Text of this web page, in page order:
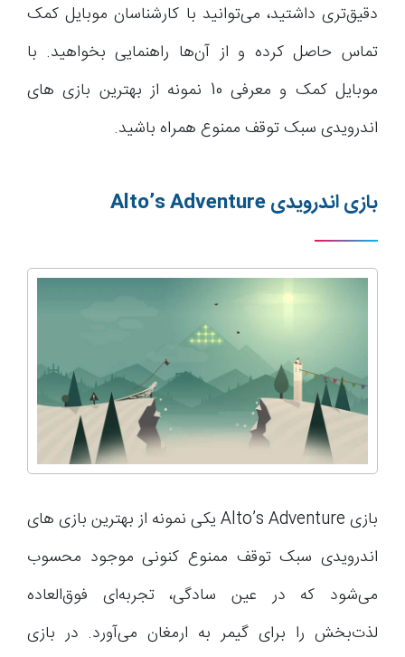
دقیق‌تری داشتید، می‌توانید با کارشناسان موبایل کمک
تماس حاصل کرده و از آن‌ها راهنمایی بخواهید. با
موبایل کمک و معرفی 10 نمونه از بهترین بازی های
اندرویدی سبک توقف ممنوع همراه باشید.
بازی اندرویدیAlto’s Adventure
بازی Alto’s Adventure یکی نمونه از بهترین بازی های
اندرویدی سبک توقف ممنوع کنونی موجود محسوب
می‌شود که در عین سادگی، تجربه‌ای فوق‌العاده
لذت‌بخش را برای گیمر به ارمغان می‌آورد. در بازی